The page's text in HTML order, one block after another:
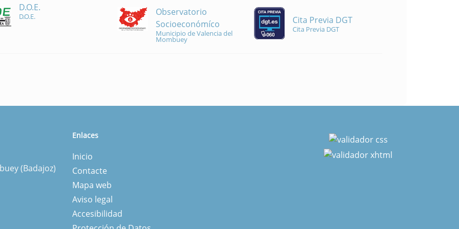
D.O.E.
D.O.E.
Observatorio
Socioeconómíco
Municipio de Valencia del
Mombuey
Cita Previa DGT
Cita Previa DGT
(Badajoz)
Enlaces
Inicio
Contacte
Mapa web
Aviso legal
Accesibilidad